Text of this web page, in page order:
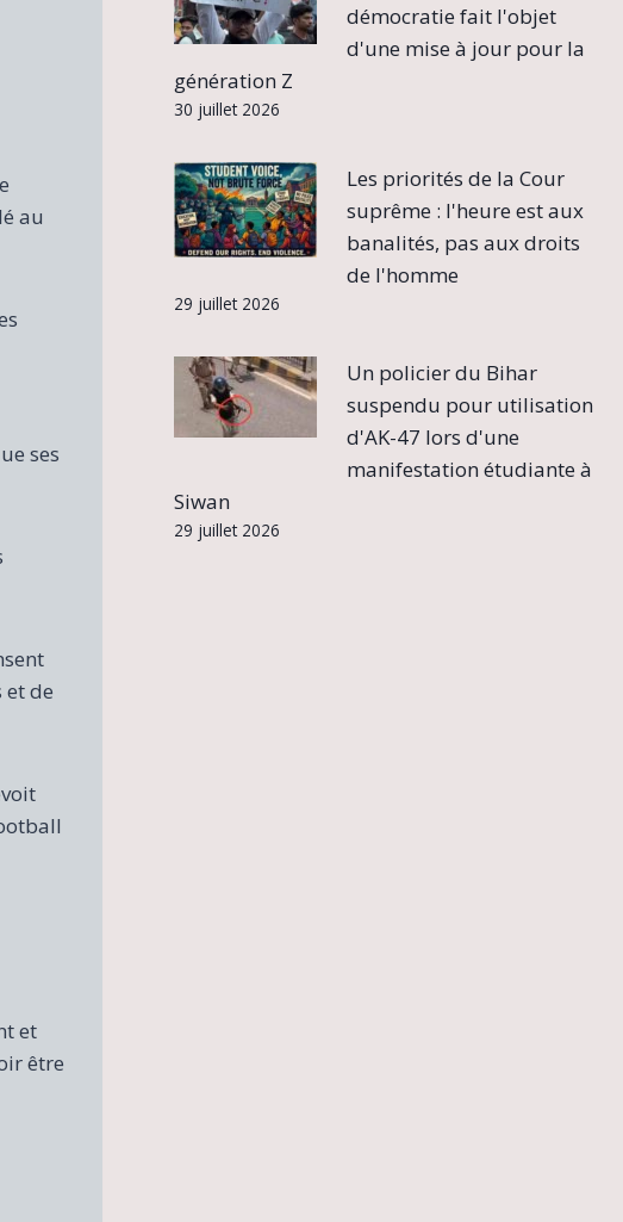
au
ses
et de
et
être
démocratie fait l'objet
d'une mise à jour pour la
génération Z
30 juillet 2026
Les priorités de la Cour
suprême : l'heure est aux
banalités, pas aux droits
de l'homme
29 juillet 2026
Un policier du Bihar
suspendu pour utilisation
d'AK-47 lors d'une
manifestation étudiante à
Siwan
29 juillet 2026